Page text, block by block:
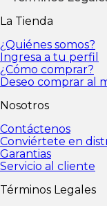
fondos
Política
La Tienda
¿Quiénes somos?
Ingresa a tu perfil
¿Cómo comprar?
Deseo comprar al
Nosotros
Contáctenos
Conviértete en
Garantias
Servicio al cliente
Términos Legales